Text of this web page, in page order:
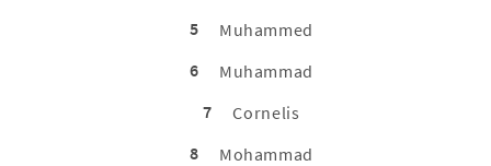
5
Muhammed
6
Muhammad
7
Cornelis
8
Mohammad